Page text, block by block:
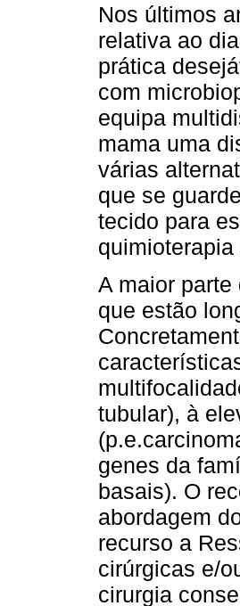
Nos últimos
relativa ao
prática
com
equipa
mama uma
várias
que se
tecido para
A maior
que estão
tubular), à
genes da
basais). O
abordagem
recurso a
cirúrgicas e/
cirurgia